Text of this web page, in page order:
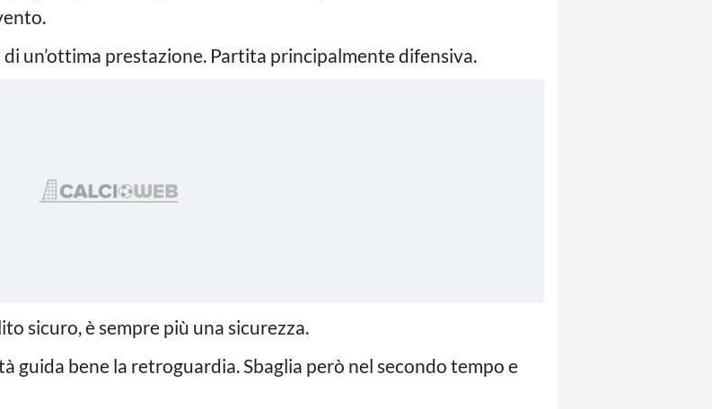
un’ottima prestazione. Partita principalmente difensiva.
sicuro, è sempre più una sicurezza.
guida bene la retroguardia. Sbaglia però nel secondo tempo e